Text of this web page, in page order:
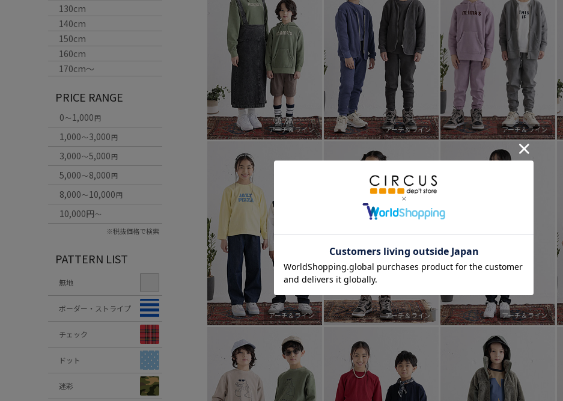
130cm
140cm
150cm
160cm
170cm〜
PRICE RANGE
0～1,000円
1,000～3,000円
3,000～5,000円
5,000～8,000円
8,000～10,000円
10,000円～
※税抜価格で検索
PATTERN LIST
無地
ボーダー・ストライプ
チェック
ドット
迷彩
アーチ＆ライン アーチ＆ライン アーチ＆ライン
アーチ＆ライン アーチ＆ライン アーチ＆ライン